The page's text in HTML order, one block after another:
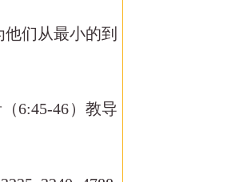
们从最小的到
6:45-46）教导